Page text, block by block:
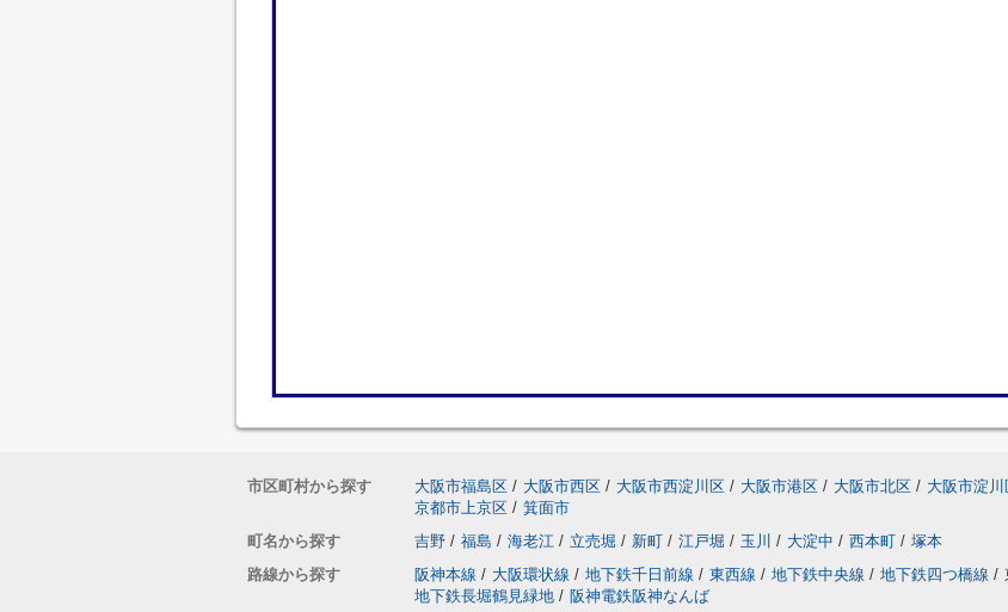
市区町村から探す 大阪市福島区 / 大阪市西区 / 大阪市西淀川区 / 大阪市港区 / 大阪市北区 / 大阪市淀川
京都市上京区 / 箕面市
町名から探す
吉野 / 福島 / 海老江 / 立売堀 / 新町 / 江戸堀 / 玉川 / 大淀中 / 西本町 / 塚本
路線から探す
阪神本線 / 大阪環状線 / 地下鉄千日前線 / 東西線 / 地下鉄中央線 / 地下鉄四つ橋線 /
地下鉄長堀鶴見緑地 / 阪神電鉄阪神なんば